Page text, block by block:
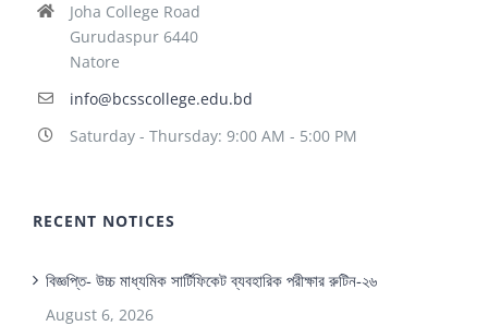
Joha College Road
Gurudaspur 6440
Natore
info@bcsscollege.edu.bd
Saturday - Thursday: 9:00 AM - 5:00 PM
RECENT NOTICES
বিজ্ঞপ্তি- উচ্চ মাধ্যমিক সার্টিফিকেট ব্যবহারিক পরীক্ষার রুটিন-২৬
August 6, 2026